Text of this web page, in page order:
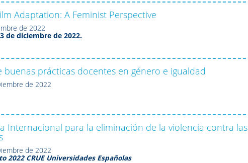
Adaptation: A Feminist Perspective
de 2022
de diciembre de 2022.
buenas prácticas docentes en género e igualdad
de 2022
Internacional para la eliminación de la violencia contra las
de 2022
2022 CRUE Universidades Españolas